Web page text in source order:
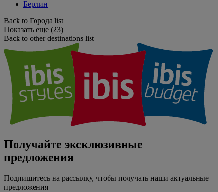
Берлин
Back to Города list
Показать еще (23)
Back to other destinations list
Получайте эксклюзивные
предложения
Подпишитесь на рассылку, чтобы получать наши актуальные
предложения